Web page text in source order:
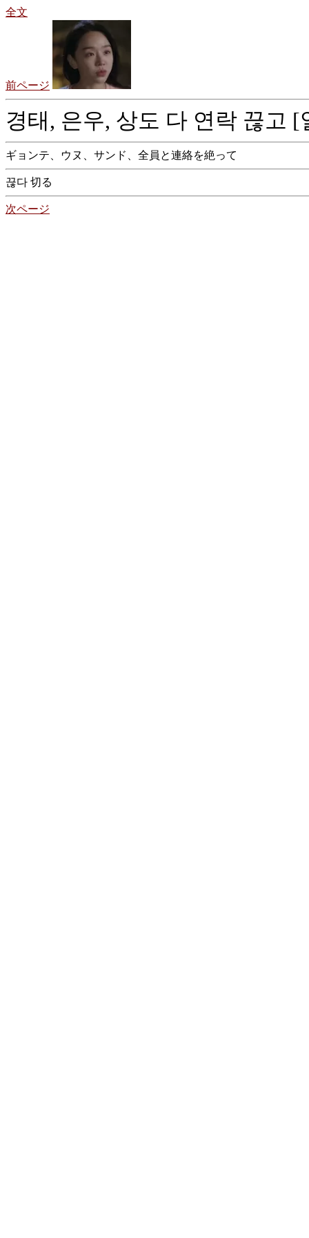
全文
前ページ
경태, 은우, 상도 다 연락 끊고 [
ギョンテ、ウヌ、サンド、全員と連絡を絶って
끊다 切る
次ページ